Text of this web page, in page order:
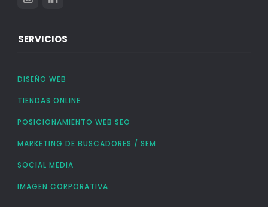
SERVICIOS
DISEÑO WEB
TIENDAS ONLINE
POSICIONAMIENTO WEB SEO
MARKETING DE BUSCADORES / SEM
SOCIAL MEDIA
IMAGEN CORPORATIVA